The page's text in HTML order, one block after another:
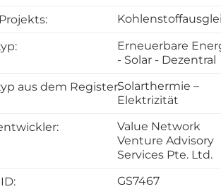
Erneuerbare
- Solar - Dezentral
aus dem Register:Solarthermie –
Elektrizität
Value Network
Venture Advisory
Services Pte. Ltd.
GS7467